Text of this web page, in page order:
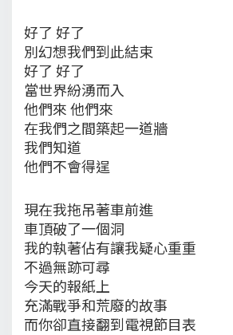
好了 好了
別幻想我們到此結束
好了 好了
當世界紛湧而入
他們來 他們來
在我們之間築起一道牆
我們知道
他們不會得逞
現在我拖吊著車前進
車頂破了一個洞
我的執著佔有讓我疑心重重
不過無跡可尋
今天的報紙上
充滿戰爭和荒廢的故事
而你卻直接翻到電視節目表